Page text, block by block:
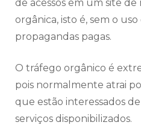
de acessos em um site de
orgânica, isto é, sem o
propagandas pagas.
O tráfego orgânico é
pois normalmente atrai
que estão interessados
serviços disponibilizados.